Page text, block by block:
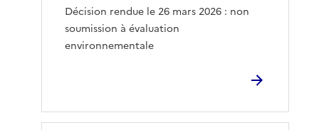
Décision rendue le 26 mars 2026 : non
soumission à évaluation
environnementale